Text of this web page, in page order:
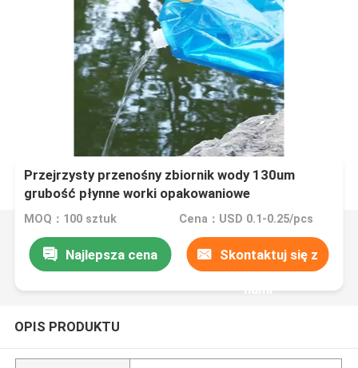
Przejrzysty przenośny zbiornik wody 130um
grubość płynne worki opakowaniowe
MOQ：100 sztuk Cena：USD 0.1-0.25/pcs
Najlepsza cena Skontaktuj się z
nami
OPIS PRODUKTU